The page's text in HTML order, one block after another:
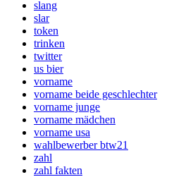
slang
slar
token
trinken
twitter
us bier
vorname
vorname beide geschlechter
vorname junge
vorname mädchen
vorname usa
wahlbewerber btw21
zahl
zahl fakten